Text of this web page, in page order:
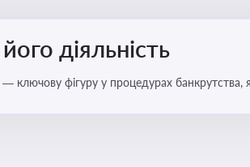
діяльність
ключову фігуру у процедурах банкрутства,